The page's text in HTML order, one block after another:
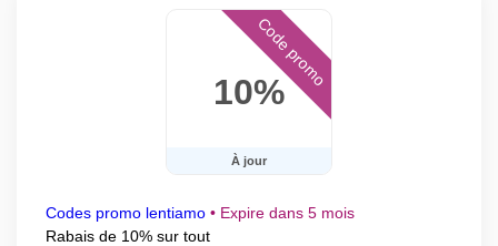
10%
À jour
Code promo
Codes promo lentiamo • Expire dans 5 mois
Rabais de 10% sur tout